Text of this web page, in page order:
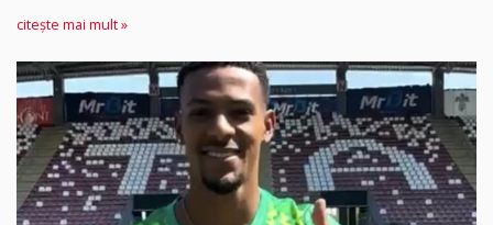
citește mai mult »